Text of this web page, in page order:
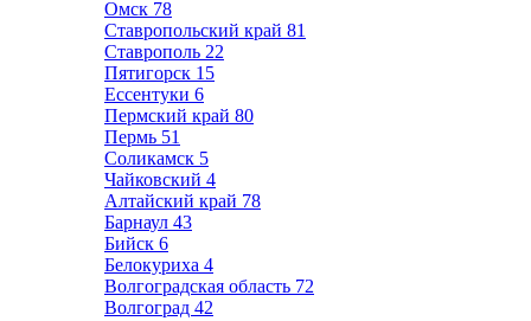
Омск 78
Ставропольский край 81
Ставрополь 22
Пятигорск 15
Ессентуки 6
Пермский край 80
Пермь 51
Соликамск 5
Чайковский 4
Алтайский край 78
Барнаул 43
Бийск 6
Белокуриха 4
Волгоградская область 72
Волгоград 42